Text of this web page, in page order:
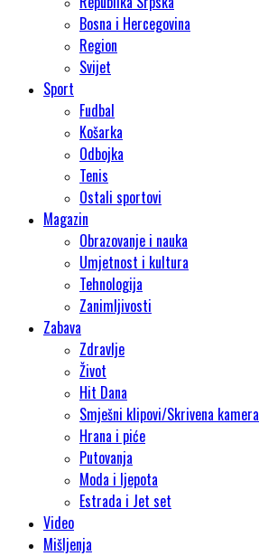
Bosna i Hercegovina
Region
Svijet
Sport
Fudbal
Košarka
Odbojka
Tenis
Ostali sportovi
Magazin
Obrazovanje i nauka
Umjetnost i kultura
Tehnologija
Zanimljivosti
Zabava
Zdravlje
Život
Hit Dana
Smješni klipovi/Skrivena kamera
Hrana i piće
Putovanja
Moda i ljepota
Estrada i Jet set
Video
Mišljenja